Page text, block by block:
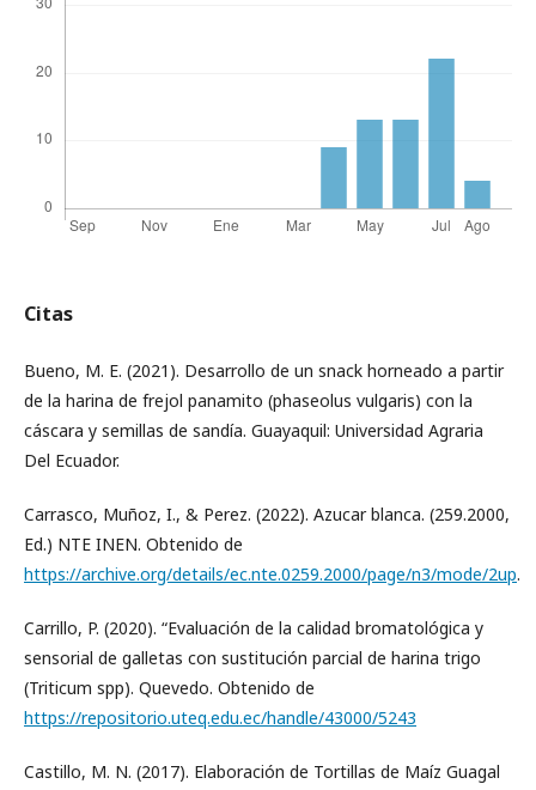
Citas
Bueno, M. E. (2021). Desarrollo de un snack horneado a partir
de la harina de frejol panamito (phaseolus vulgaris) con la
cáscara y semillas de sandía. Guayaquil: Universidad Agraria
Del Ecuador.
Carrasco, Muñoz, I., & Perez. (2022). Azucar blanca. (259.2000,
Ed.) NTE INEN. Obtenido de
https://archive.org/details/ec.nte.0259.2000/page/n3/mode/2up.
Carrillo, P. (2020). “Evaluación de la calidad bromatológica y
sensorial de galletas con sustitución parcial de harina trigo
(Triticum spp). Quevedo. Obtenido de
https://repositorio.uteq.edu.ec/handle/43000/5243
Castillo, M. N. (2017). Elaboración de Tortillas de Maíz Guagal